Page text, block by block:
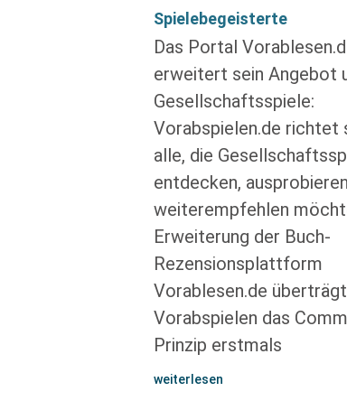
Spielebegeisterte
Das Portal
erweitert sein Angebot
Gesellschaftsspiele:
Vorabspielen.de richtet
alle, die
entdecken,
weiterempfehlen
Erweiterung der Buch-
Rezensionsplattform
Vorablesen.de überträgt
Vorabspielen das
Prinzip erstmals
weiterlesen